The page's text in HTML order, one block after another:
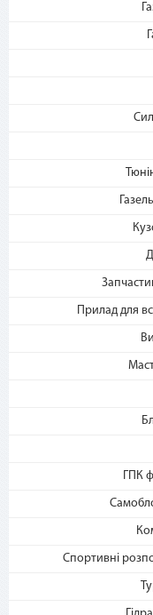
Прилад для
ГПК
Спортивні
на b2motor.com
2. Выберите
«Мгновенная
3. Укажите
платежей и
спишется